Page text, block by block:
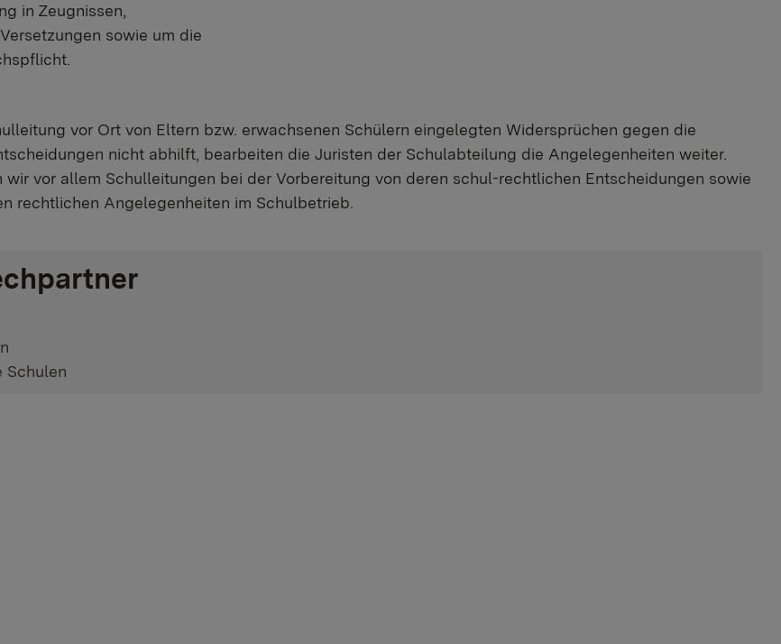
in Zeugnissen,
sowie um die
vor Ort von Eltern bzw. erwachsenen Schülern eingelegten Widersprüchen gegen die
nicht abhilft, bearbeiten die Juristen der Schulabteilung die Angelegenheiten weiter.
wir vor allem Schulleitungen bei der Vorbereitung von deren schul-rechtlichen Entscheidungen sowie
rechtlichen Angelegenheiten im Schulbetrieb.
Schulen